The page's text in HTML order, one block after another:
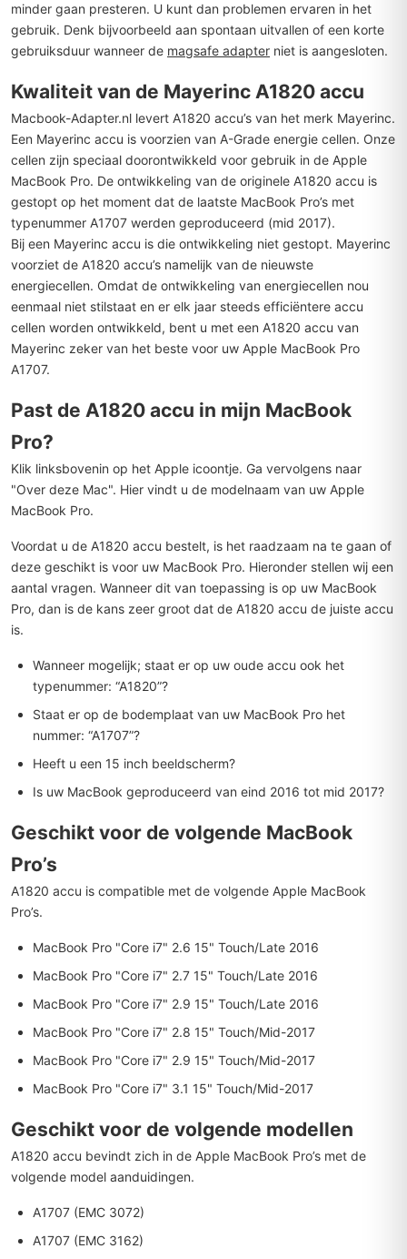
minder gaan presteren. U kunt dan problemen ervaren in het
gebruik. Denk bijvoorbeeld aan spontaan uitvallen of een korte
gebruiksduur wanneer de magsafe adapter niet is aangesloten.
Kwaliteit van de Mayerinc A1820 accu
Macbook-Adapter.nl levert A1820 accu’s van het merk Mayerinc.
Een Mayerinc accu is voorzien van A-Grade energie cellen. Onze
cellen zijn speciaal doorontwikkeld voor gebruik in de Apple
MacBook Pro. De ontwikkeling van de originele A1820 accu is
gestopt op het moment dat de laatste MacBook Pro’s met
typenummer A1707 werden geproduceerd (mid 2017).
Bij een Mayerinc accu is die ontwikkeling niet gestopt. Mayerinc
voorziet de A1820 accu’s namelijk van de nieuwste
energiecellen. Omdat de ontwikkeling van energiecellen nou
eenmaal niet stilstaat en er elk jaar steeds efficiëntere accu
cellen worden ontwikkeld, bent u met een A1820 accu van
Mayerinc zeker van het beste voor uw Apple MacBook Pro
A1707.
Past de A1820 accu in mijn MacBook
Pro?
Klik linksbovenin op het Apple icoontje. Ga vervolgens naar
"Over deze Mac". Hier vindt u de modelnaam van uw Apple
MacBook Pro.
Voordat u de A1820 accu bestelt, is het raadzaam na te gaan of
deze geschikt is voor uw MacBook Pro. Hieronder stellen wij een
aantal vragen. Wanneer dit van toepassing is op uw MacBook
Pro, dan is de kans zeer groot dat de A1820 accu de juiste accu
is.
Wanneer mogelijk; staat er op uw oude accu ook het
typenummer: “A1820”?
Staat er op de bodemplaat van uw MacBook Pro het
nummer: “A1707”?
Heeft u een 15 inch beeldscherm?
Is uw MacBook geproduceerd van eind 2016 tot mid 2017?
Geschikt voor de volgende MacBook
Pro’s
A1820 accu is compatible met de volgende Apple MacBook
Pro’s.
MacBook Pro "Core i7" 2.6 15" Touch/Late 2016
MacBook Pro "Core i7" 2.7 15" Touch/Late 2016
MacBook Pro "Core i7" 2.9 15" Touch/Late 2016
MacBook Pro "Core i7" 2.8 15" Touch/Mid-2017
MacBook Pro "Core i7" 2.9 15" Touch/Mid-2017
MacBook Pro "Core i7" 3.1 15" Touch/Mid-2017
Geschikt voor de volgende modellen
A1820 accu bevindt zich in de Apple MacBook Pro’s met de
volgende model aanduidingen.
A1707 (EMC 3072)
A1707 (EMC 3162)